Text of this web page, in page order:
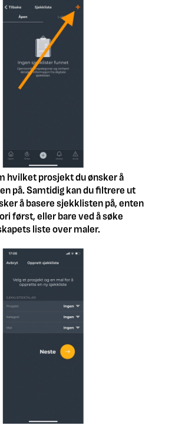
hvilket prosjekt du ønsker å
på. Samtidig kan du filtrere ut
å basere sjekklisten på, enten
først, eller bare ved å søke
liste over maler.